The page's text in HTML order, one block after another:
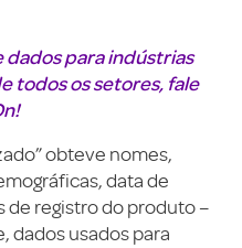
dados para indústrias
todos os setores, fale
obteve nomes,
data de
registro do produto –
dados usados para